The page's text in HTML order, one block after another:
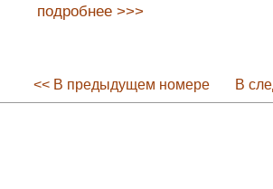
подробнее >>>
<< В предыдущем номере В